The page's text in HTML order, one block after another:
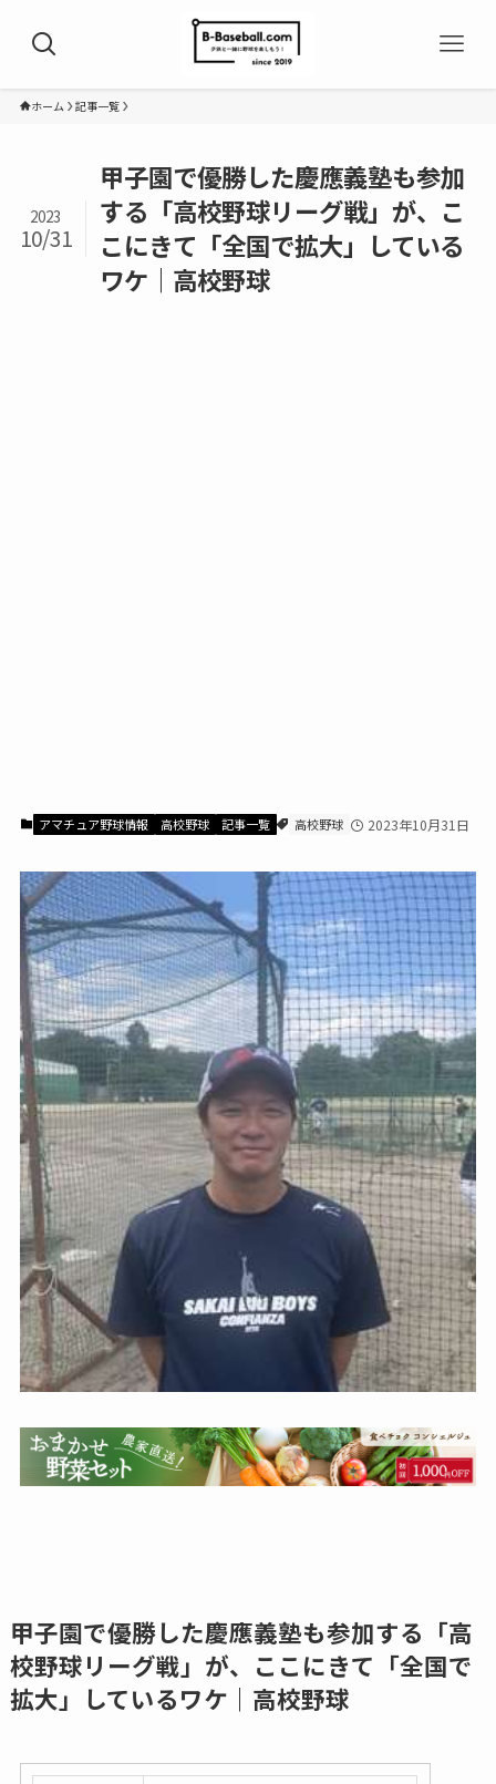
ホーム 記事一覧
甲子園で優勝した慶應義塾も参加
する「高校野球リーグ戦」が、こ
こにきて「全国で拡大」している
ワケ｜高校野球
2023
10/31
アマチュア野球情報 高校野球 記事一覧 高校野球 2023年10月31日
甲子園で優勝した慶應義塾も参加する「高
校野球リーグ戦」が、ここにきて「全国で
拡大」しているワケ｜高校野球